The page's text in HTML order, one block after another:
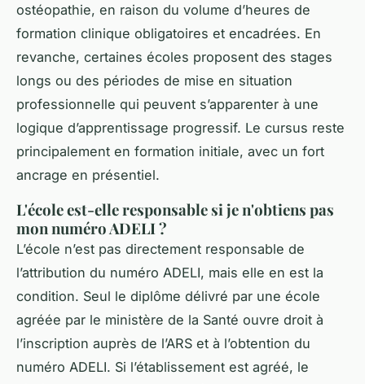
ostéopathie, en raison du volume d’heures de
formation clinique obligatoires et encadrées. En
revanche, certaines écoles proposent des stages
longs ou des périodes de mise en situation
professionnelle qui peuvent s’apparenter à une
logique d’apprentissage progressif. Le cursus reste
principalement en formation initiale, avec un fort
ancrage en présentiel.
L'école est-elle responsable si je n'obtiens pas
mon numéro ADELI ?
L’école n’est pas directement responsable de
l’attribution du numéro ADELI, mais elle en est la
condition. Seul le diplôme délivré par une école
agréée par le ministère de la Santé ouvre droit à
l’inscription auprès de l’ARS et à l’obtention du
numéro ADELI. Si l’établissement est agréé, le